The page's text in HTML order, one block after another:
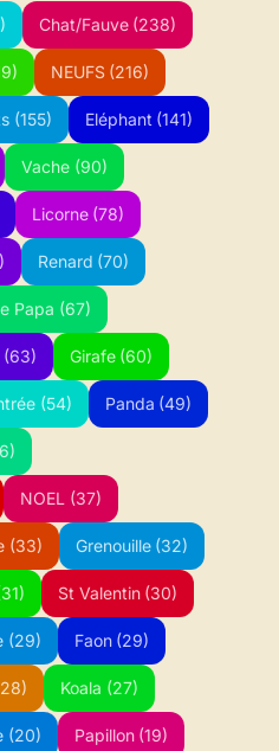
Chat/Fauve (238)
NEUFS (216)
(155) Eléphant (141)
Vache (90)
Licorne (78)
Renard (70)
Papa (67)
(63) Girafe (60)
(54) Panda (49)
NOEL (37)
(33) Grenouille (32)
St Valentin (30)
(29) Faon (29)
Koala (27)
(20) Papillon (19)